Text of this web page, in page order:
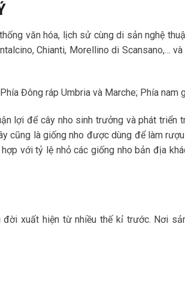
văn hóa, lịch sử cùng di sản nghệ
Chianti, Morellino di Scansano,… và
Đông ráp Umbria và Marche; Phía nam
lợi để cây nho sinh trưởng và phát triển
cũng là giống nho được dùng để làm
với tỷ lệ nhỏ các giống nho bản địa
xuất hiện từ nhiều thế kỉ trước. Nơi